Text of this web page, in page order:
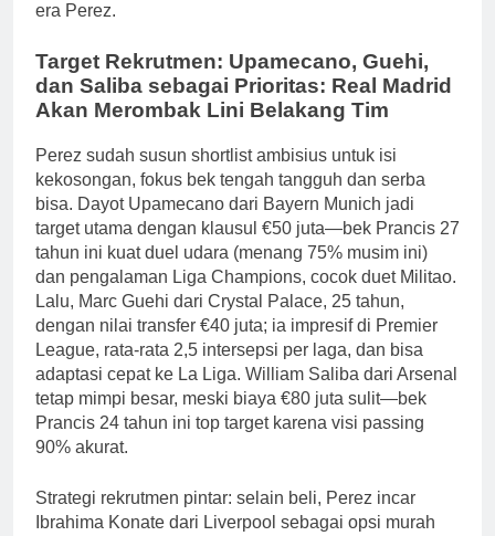
era Perez.
Target Rekrutmen: Upamecano, Guehi,
dan Saliba sebagai Prioritas: Real Madrid
Akan Merombak Lini Belakang Tim
Perez sudah susun shortlist ambisius untuk isi
kekosongan, fokus bek tengah tangguh dan serba
bisa. Dayot Upamecano dari Bayern Munich jadi
target utama dengan klausul €50 juta—bek Prancis 27
tahun ini kuat duel udara (menang 75% musim ini)
dan pengalaman Liga Champions, cocok duet Militao.
Lalu, Marc Guehi dari Crystal Palace, 25 tahun,
dengan nilai transfer €40 juta; ia impresif di Premier
League, rata-rata 2,5 intersepsi per laga, dan bisa
adaptasi cepat ke La Liga. William Saliba dari Arsenal
tetap mimpi besar, meski biaya €80 juta sulit—bek
Prancis 24 tahun ini top target karena visi passing
90% akurat.
Strategi rekrutmen pintar: selain beli, Perez incar
Ibrahima Konate dari Liverpool sebagai opsi murah